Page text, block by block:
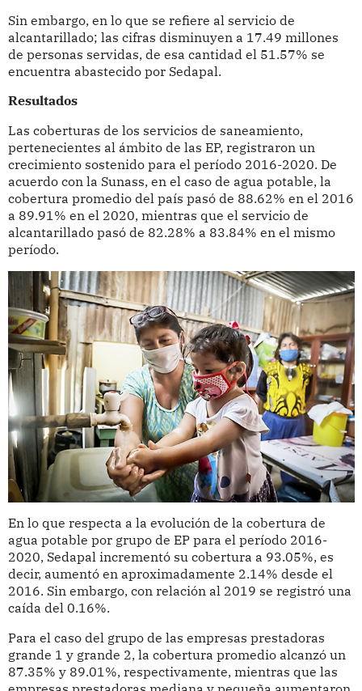
Sin embargo, en lo que se refiere al servicio de
alcantarillado; las cifras disminuyen a 17.49 millones
de personas servidas, de esa cantidad el 51.57% se
encuentra abastecido por Sedapal.
Resultados
Las coberturas de los servicios de saneamiento,
pertenecientes al ámbito de las EP, registraron un
crecimiento sostenido para el período 2016-2020. De
acuerdo con la Sunass, en el caso de agua potable, la
cobertura promedio del país pasó de 88.62% en el 2016
a 89.91% en el 2020, mientras que el servicio de
alcantarillado pasó de 82.28% a 83.84% en el mismo
período.
En lo que respecta a la evolución de la cobertura de
agua potable por grupo de EP para el período 2016-
2020, Sedapal incrementó su cobertura a 93.05%, es
decir, aumentó en aproximadamente 2.14% desde el
2016. Sin embargo, con relación al 2019 se registró una
caída del 0.16%.
Para el caso del grupo de las empresas prestadoras
grande 1 y grande 2, la cobertura promedio alcanzó un
87.35% y 89.01%, respectivamente, mientras que las